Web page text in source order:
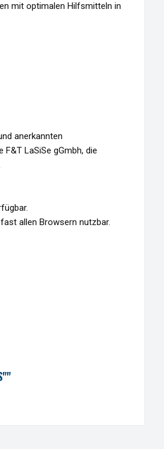
mit optimalen Hilfsmitteln in
anerkannten
LaSiSe gGmbh, die
allen Browsern nutzbar.